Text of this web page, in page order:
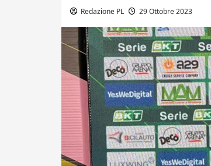
Redazione PL 29 Ottobre 2023